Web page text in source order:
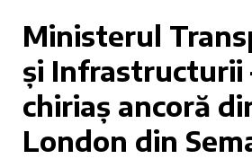
Ministerul
și Infrastructurii
chiriaș ancoră
London din